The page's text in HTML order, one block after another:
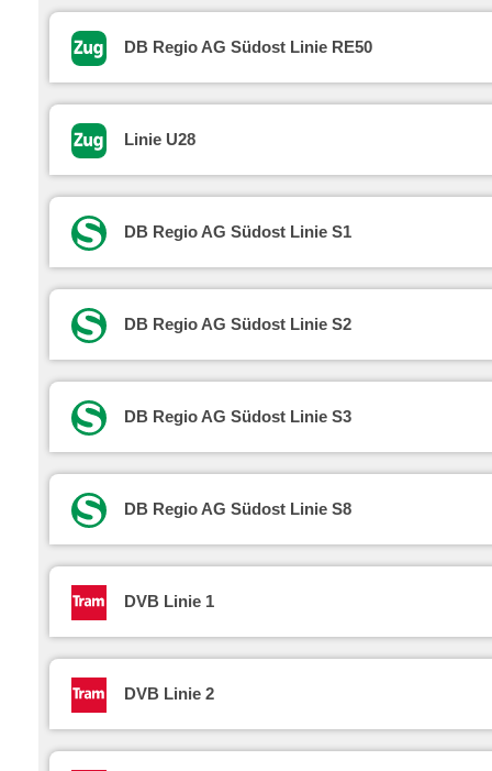
DB Regio AG Südost Linie RE50
Linie U28
DB Regio AG Südost Linie S1
DB Regio AG Südost Linie S2
DB Regio AG Südost Linie S3
DB Regio AG Südost Linie S8
DVB Linie 1
DVB Linie 2